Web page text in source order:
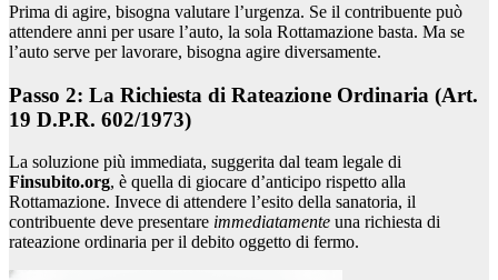
Prima di agire, bisogna valutare l’urgenza. Se il contribuente può
attendere anni per usare l’auto, la sola Rottamazione basta. Ma se
l’auto serve per lavorare, bisogna agire diversamente.
Passo 2: La Richiesta di Rateazione Ordinaria (Art.
19 D.P.R. 602/1973)
La soluzione più immediata, suggerita dal team legale di
Finsubito.org, è quella di giocare d’anticipo rispetto alla
Rottamazione. Invece di attendere l’esito della sanatoria, il
contribuente deve presentare immediatamente una richiesta di
rateazione ordinaria per il debito oggetto di fermo.